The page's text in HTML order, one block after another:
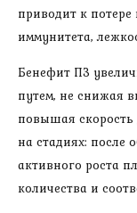
приводит к
иммунитета,
Бенефит ПЗ
путем, не снижая
повышая скорость
на стадиях: после
активного роста
количества и